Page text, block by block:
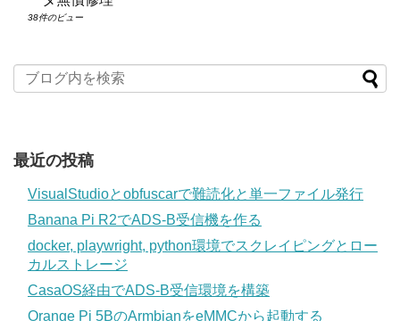
38件のビュー
最近の投稿
VisualStudioとobfuscarで難読化と単一ファイル発行
Banana Pi R2でADS-B受信機を作る
docker, playwright, python環境でスクレイピングとロー
カルストレージ
CasaOS経由でADS-B受信環境を構築
Orange Pi 5BのArmbianをeMMCから起動する